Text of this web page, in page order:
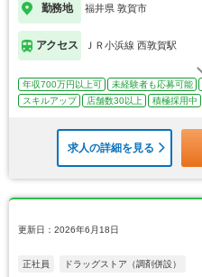
勤務地 福井県 敦賀市
アクセス ＪＲ小浜線 西敦賀駅
年収700万円以上可 未経験者も応募可能
スキルアップ
店舗数30以上 積極採用中
求人の詳細を見る
更新日：2026年6月18日
正社員 ドラッグストア（調剤併設）